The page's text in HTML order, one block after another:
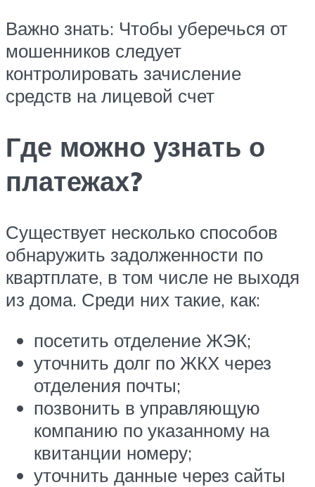
Важно знать: Чтобы уберечься от
мошенников следует
контролировать зачисление
средств на лицевой счет
Где можно узнать о
платежах?
Существует несколько способов
обнаружить задолженности по
квартплате, в том числе не выходя
из дома. Среди них такие, как:
посетить отделение ЖЭК;
уточнить долг по ЖКХ через
отделения почты;
позвонить в управляющую
компанию по указанному на
квитанции номеру;
уточнить данные через сайты